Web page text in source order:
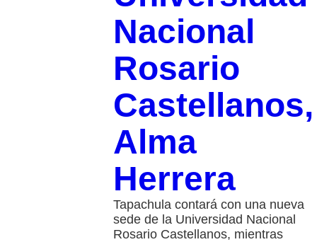
Nacional
Rosario
Castellanos,
Alma
Herrera
Tapachula contará con una nueva
sede de la Universidad Nacional
Rosario Castellanos, mientras